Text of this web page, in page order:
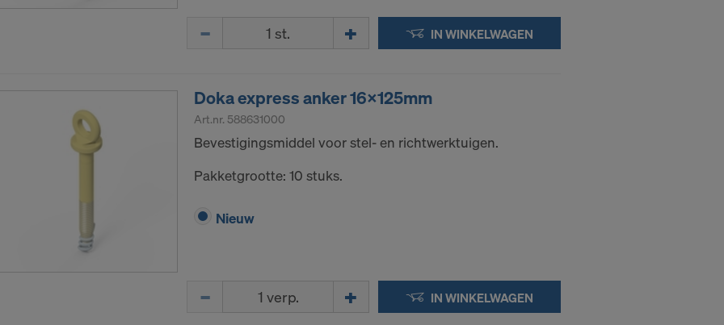
IN WINKELWAGEN
Doka express anker 16x125mm
Art.nr. 588631000
Bevestigingsmiddel voor stel- en richtwerktuigen.
Pakketgrootte: 10 stuks.
Nieuw
IN WINKELWAGEN
Inc.
Inc.
uw uitdrukkelijke toestemming nodig om uw persoonsgegevens naar
te kunnen blijven doorsturen.
instellingen op de website kunt u uw toestemming te allen tijde voor
MET HET GEBRUIK VAN COOKIES EN DE
VAN UW PERSOONSGEGEVENS NAAR DE VS?